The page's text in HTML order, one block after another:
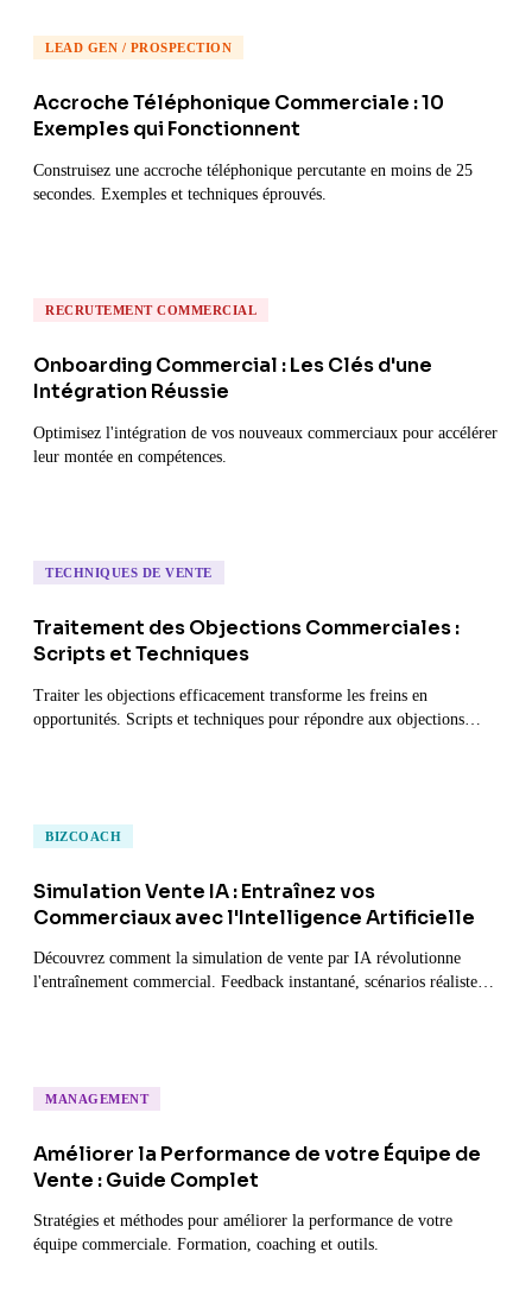
LEAD GEN / PROSPECTION
Accroche Téléphonique Commerciale : 10
Exemples qui Fonctionnent
Construisez une accroche téléphonique percutante en moins de 25
secondes. Exemples et techniques éprouvés.
RECRUTEMENT COMMERCIAL
Onboarding Commercial : Les Clés d'une
Intégration Réussie
Optimisez l'intégration de vos nouveaux commerciaux pour accélérer
leur montée en compétences.
TECHNIQUES DE VENTE
Traitement des Objections Commerciales :
Scripts et Techniques
Traiter les objections efficacement transforme les freins en
opportunités. Scripts et techniques pour répondre aux objections
BIZCOACH
Simulation Vente IA : Entraînez vos
Commerciaux avec l'Intelligence Artificielle
Découvrez comment la simulation de vente par IA révolutionne
l'entraînement commercial. Feedback instantané, scénarios réalistes
MANAGEMENT
Améliorer la Performance de votre Équipe de
Vente : Guide Complet
Stratégies et méthodes pour améliorer la performance de votre
équipe commerciale. Formation, coaching et outils.